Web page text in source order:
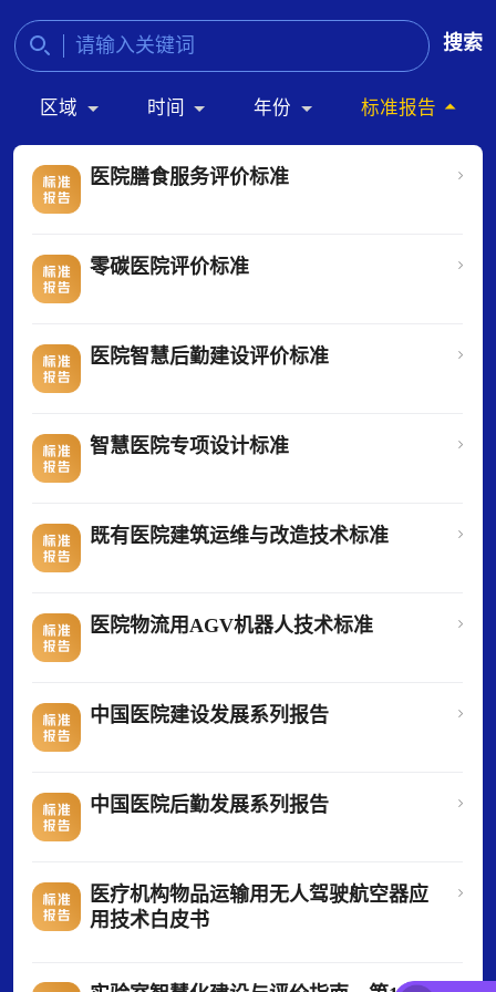
搜索
区域 时间 年份 标准报告
医院膳食服务评价标准
零碳医院评价标准
医院智慧后勤建设评价标准
智慧医院专项设计标准
既有医院建筑运维与改造技术标准
医院物流用AGV机器人技术标准
中国医院建设发展系列报告
中国医院后勤发展系列报告
医疗机构物品运输用无人驾驶航空器应
用技术白皮书